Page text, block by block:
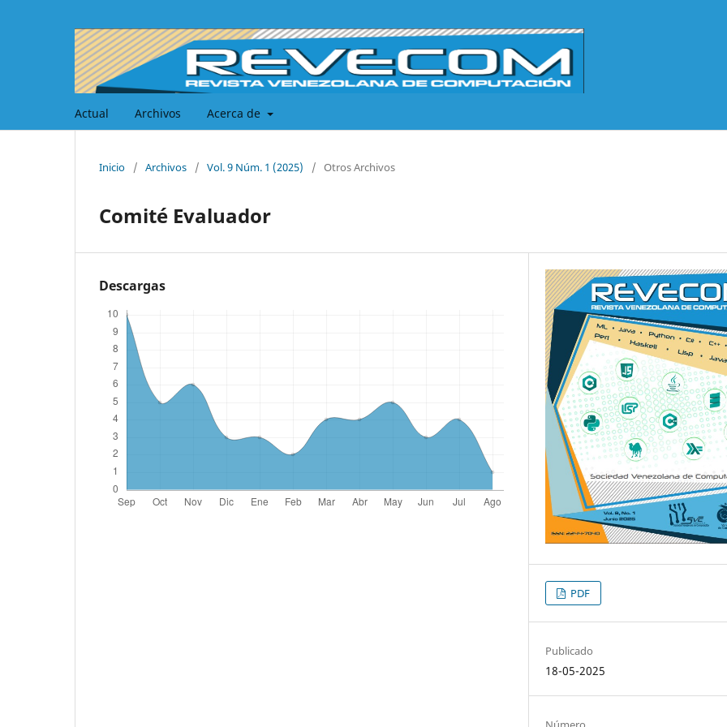
Actual Archivos Acerca de
Inicio / Archivos / Vol. 9 Núm. 1 (2025) / Otros Archivos
Comité Evaluador
Descargas
PDF
Publicado
18-05-2025